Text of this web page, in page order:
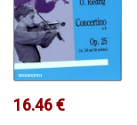
16.46 €